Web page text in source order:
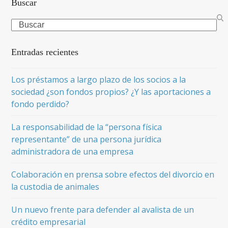
Buscar
Search
Entradas recientes
Los préstamos a largo plazo de los socios a la
sociedad ¿son fondos propios? ¿Y las aportaciones a
fondo perdido?
La responsabilidad de la “persona física
representante” de una persona jurídica
administradora de una empresa
Colaboración en prensa sobre efectos del divorcio en
la custodia de animales
Un nuevo frente para defender al avalista de un
crédito empresarial